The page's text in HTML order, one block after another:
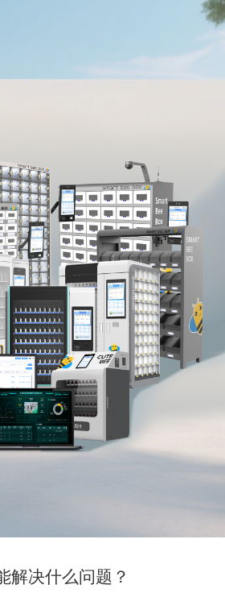
解决什么问题？